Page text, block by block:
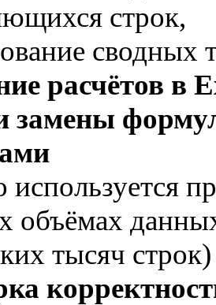
строк,
сводных
расчётов в
замены
объёмах
тысяч строк)